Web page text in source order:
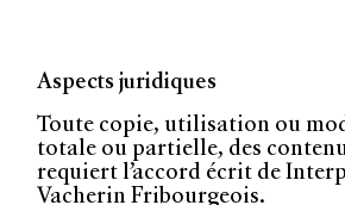
Aspects juridiques
Toute copie, utilisation ou
totale ou partielle, des
requiert l’accord écrit de
Vacherin Fribourgeois.